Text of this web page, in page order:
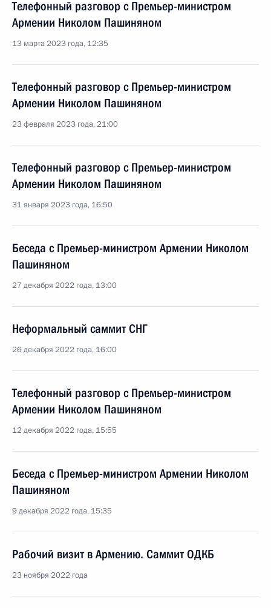
Телефонный разговор с Премьер-министром
Армении Николом Пашиняном
13 марта 2023 года, 12:35
Телефонный разговор с Премьер-министром
Армении Николом Пашиняном
23 февраля 2023 года, 21:00
Телефонный разговор с Премьер-министром
Армении Николом Пашиняном
31 января 2023 года, 16:50
Беседа с Премьер-министром Армении Николом
Пашиняном
27 декабря 2022 года, 13:00
Неформальный саммит СНГ
26 декабря 2022 года, 16:00
Телефонный разговор с Премьер-министром
Армении Николом Пашиняном
12 декабря 2022 года, 15:55
Беседа с Премьер-министром Армении Николом
Пашиняном
9 декабря 2022 года, 15:35
Рабочий визит в Армению. Саммит ОДКБ
23 ноября 2022 года